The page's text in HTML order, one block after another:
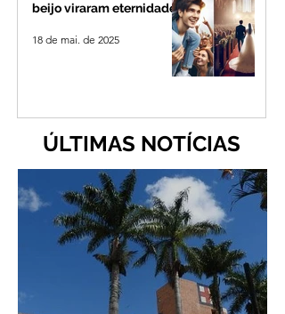
beijo viraram eternidade
18 de mai. de 2025
ÚLTIMAS NOTÍCIAS